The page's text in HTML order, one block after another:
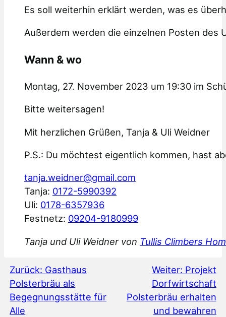
Es soll weiterhin erklärt werden, was es
Außerdem werden die einzelnen Posten des
Wann & wo
Montag, 27. November 2023 um 19:30 im
Bitte weitersagen!
Mit herzlichen Grüßen, Tanja & Uli Weidner
P.S.: Du möchtest eigentlich kommen, hast
tanja.weidner@gmail.com
Tanja: 0172-5990392
Uli: 0178-6357936
Festnetz: 09204-9180999
Tanja und Uli Weidner von Tullis Climbers
Zurück: Gasthaus
Polsterbräu als
Begegnungsstätte für
Alle
Weiter: Projekt
Dorfwirtschaft
Polsterbräu erhalten
und bewahren